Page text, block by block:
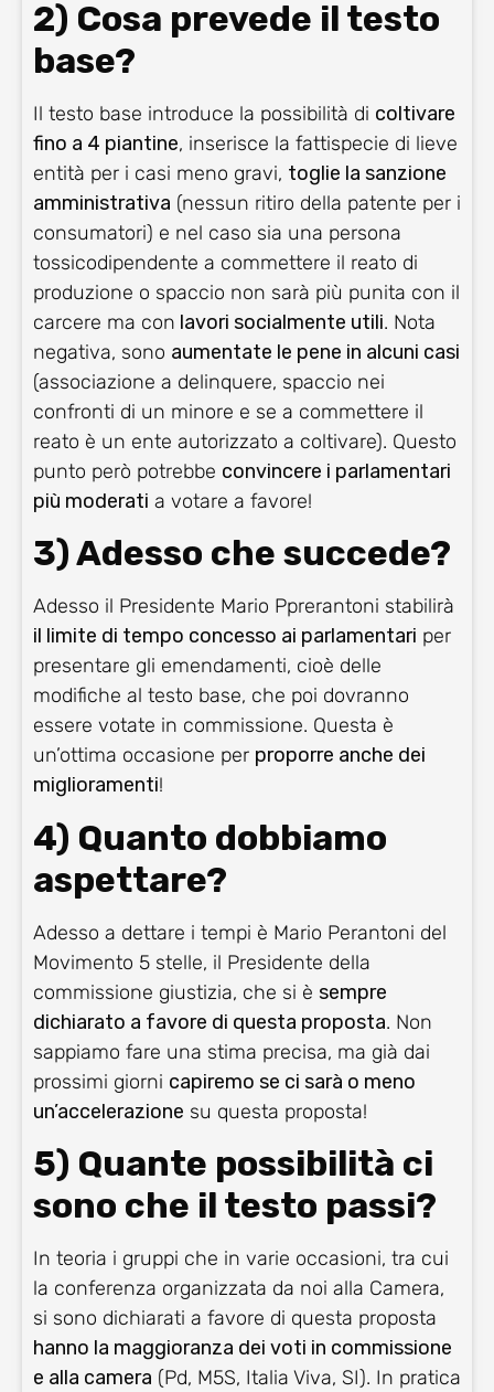
2) Cosa prevede il testo
base?
Il testo base introduce la possibilità di coltivare
fino a 4 piantine, inserisce la fattispecie di lieve
entità per i casi meno gravi, toglie la sanzione
amministrativa (nessun ritiro della patente per i
consumatori) e nel caso sia una persona
tossicodipendente a commettere il reato di
produzione o spaccio non sarà più punita con il
carcere ma con lavori socialmente utili. Nota
negativa, sono aumentate le pene in alcuni casi
(associazione a delinquere, spaccio nei
confronti di un minore e se a commettere il
reato è un ente autorizzato a coltivare). Questo
punto però potrebbe convincere i parlamentari
più moderati a votare a favore!
3) Adesso che succede?
Adesso il Presidente Mario Pprerantoni stabilirà
il limite di tempo concesso ai parlamentari per
presentare gli emendamenti, cioè delle
modifiche al testo base, che poi dovranno
essere votate in commissione. Questa è
un’ottima occasione per proporre anche dei
miglioramenti!
4) Quanto dobbiamo
aspettare?
Adesso a dettare i tempi è Mario Perantoni del
Movimento 5 stelle, il Presidente della
commissione giustizia, che si è sempre
dichiarato a favore di questa proposta. Non
sappiamo fare una stima precisa, ma già dai
prossimi giorni capiremo se ci sarà o meno
un’accelerazione su questa proposta!
5) Quante possibilità ci
sono che il testo passi?
In teoria i gruppi che in varie occasioni, tra cui
la conferenza organizzata da noi alla Camera,
si sono dichiarati a favore di questa proposta
hanno la maggioranza dei voti in commissione
e alla camera (Pd, M5S, Italia Viva, SI). In pratica